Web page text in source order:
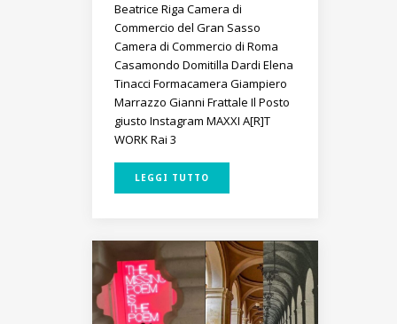
Beatrice Riga Camera di
Commercio del Gran Sasso
Camera di Commercio di Roma
Casamondo Domitilla Dardi Elena
Tinacci Formacamera Giampiero
Marrazzo Gianni Frattale Il Posto
giusto Instagram MAXXI A[R]T
WORKRai 3
LEGGI TUTTO